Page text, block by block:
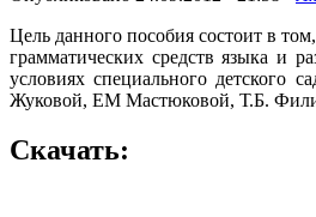
Цель данного пособия состоит в
грамматических средств языка и
условиях специального детского
Жуковой, ЕМ Мастюковой, Т.Б.
Скачать: